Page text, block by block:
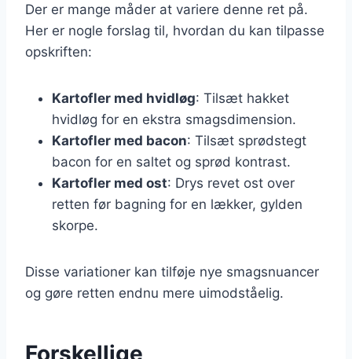
Der er mange måder at variere denne ret på.
Her er nogle forslag til, hvordan du kan tilpasse
opskriften:
Kartofler med hvidløg: Tilsæt hakket
hvidløg for en ekstra smagsdimension.
Kartofler med bacon: Tilsæt sprødstegt
bacon for en saltet og sprød kontrast.
Kartofler med ost: Drys revet ost over
retten før bagning for en lækker, gylden
skorpe.
Disse variationer kan tilføje nye smagsnuancer
og gøre retten endnu mere uimodståelig.
Forskellige